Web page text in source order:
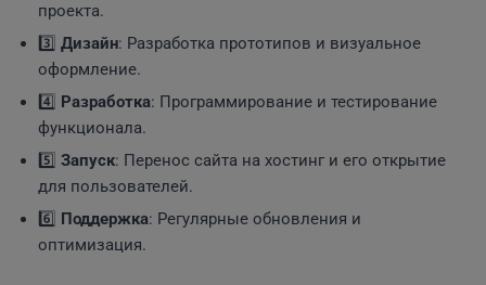
проекта.
3️⃣ Дизайн: Разработка прототипов и визуальное
оформление.
4️⃣ Разработка: Программирование и тестирование
функционала.
5️⃣ Запуск: Перенос сайта на хостинг и его открытие
для пользователей.
6️⃣ Поддержка: Регулярные обновления и
оптимизация.